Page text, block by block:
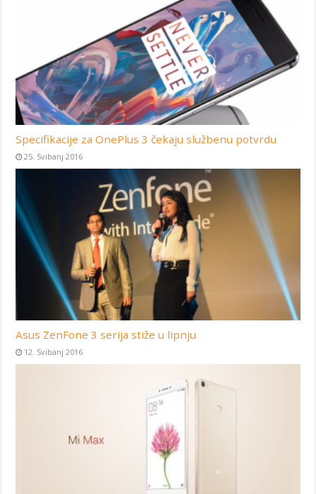
Specifikacije za OnePlus 3 čekaju službenu potvrdu
25. Svibanj 2016
Asus ZenFone 3 serija stiže u lipnju
12. Svibanj 2016